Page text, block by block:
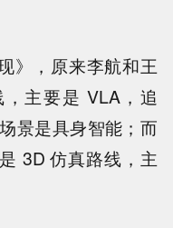
》，原来李航和王
主要是 VLA，追
景是具身智能；而
3D 仿真路线，主